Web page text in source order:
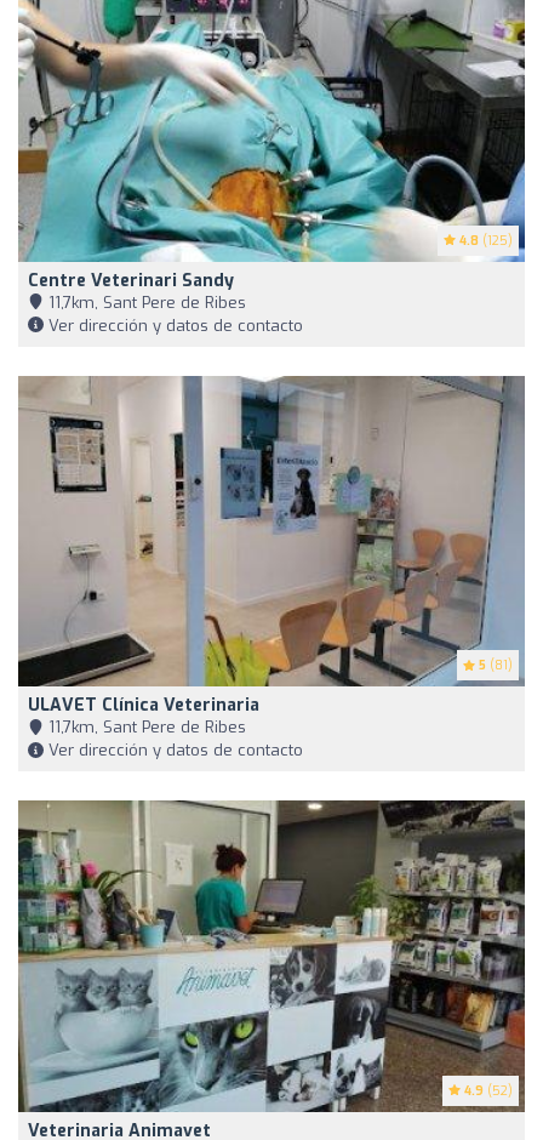
4.8 (125)
Centre Veterinari Sandy
11,7km, Sant Pere de Ribes
Ver dirección y datos de contacto
5 (81)
ULAVET Clínica Veterinaria
11,7km, Sant Pere de Ribes
Ver dirección y datos de contacto
4.9 (52)
Veterinaria Animavet